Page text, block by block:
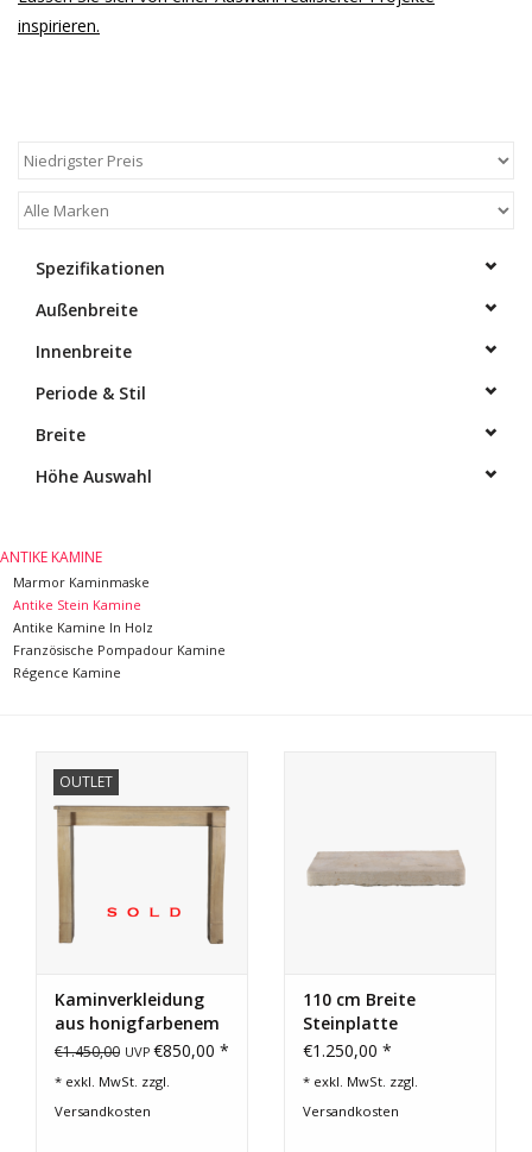
inspirieren.
Spezifikationen
Außenbreite
Innenbreite
Periode & Stil
Breite
Höhe Auswahl
ANTIKE KAMINE
Marmor Kaminmaske
Antike Stein Kamine
Antike Kamine In Holz
Französische Pompadour Kamine
Régence Kamine
OUTLET
Kaminverkleidung
aus honigfarbenem
Stein aus dem 19.
€1.450,00 UVP €850,00 *
* exkl. MwSt. zzgl.
Versandkosten
110 cm Breite
Steinplatte
€1.250,00 *
* exkl. MwSt. zzgl.
Versandkosten